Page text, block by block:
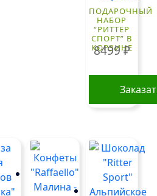
ПОДАРОЧНЫЙ
НАБОР
“РИТТЕР
СПОРТ” В
КОРЗИНЕ
8499₽